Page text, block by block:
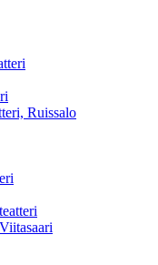
Ruissalo